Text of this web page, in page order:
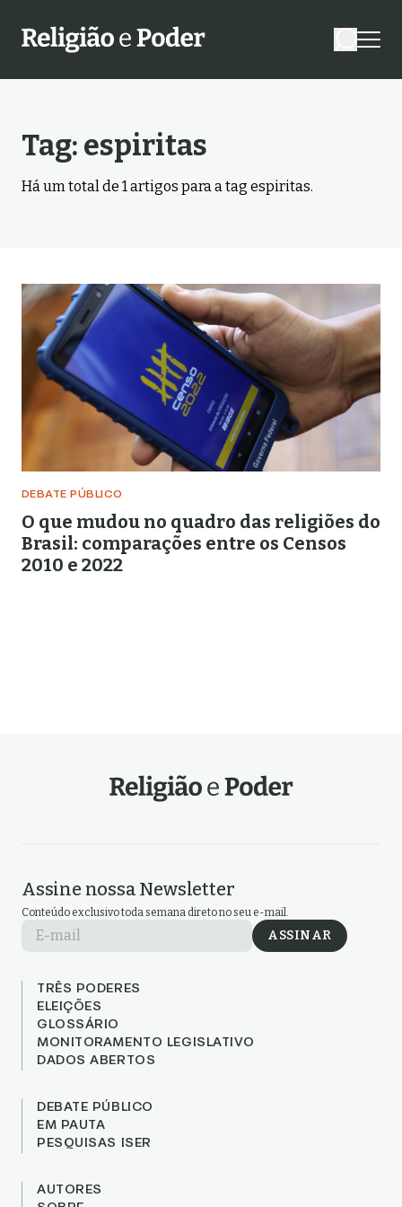
Tag: espiritas
Há um total de 1artigos para a tag espiritas.
DEBATE PÚBLICO
O que mudou no quadro das religiões do
Brasil: comparações entre os Censos
2010 e 2022
Assine nossa Newsletter
Conteúdo exclusivo toda semana direto no seu e-mail.
E-mail ASSINAR
TRÊS PODERES
ELEIÇÕES
GLOSSÁRIO
MONITORAMENTO LEGISLATIVO
DADOS ABERTOS
DEBATE PÚBLICO
EM PAUTA
PESQUISAS ISER
AUTORES